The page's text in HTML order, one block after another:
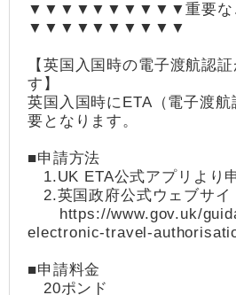
▼▼▼▼▼▼▼▼▼▼重要な
▼▼▼▼▼▼▼▼▼▼
【英国入国時の電子渡航認
す】
英国入国時にETA（電子渡
要となります。
■申請方法
1.UK ETA公式アプリより
2.英国政府公式ウェブサイ
https://www.gov.uk/
electronic-travel-
■申請料金
20ポンド